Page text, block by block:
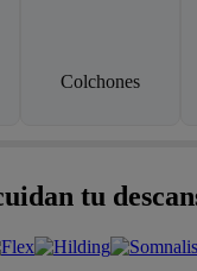
Colchones
tu